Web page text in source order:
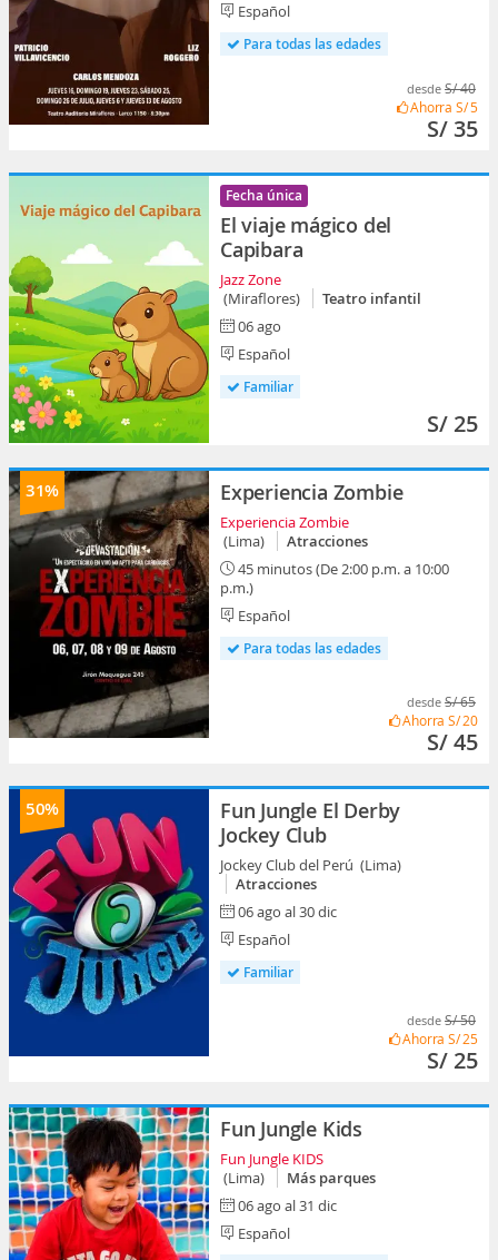
Español
Para todas las edades
desde S/ 40
Ahorra S/ 5
S/ 35
Fecha única
El viaje mágico del
Capibara
Jazz Zone
(Miraflores)
Teatro infantil
06 ago
Español
Familiar
S/ 25
31% Experiencia Zombie
Experiencia Zombie
(Lima)
Atracciones
45 minutos (De 2:00 p.m. a 10:00
p.m.)
Español
Para todas las edades
desde S/ 65
Ahorra S/ 20
S/ 45
50%
Fun Jungle El Derby
Jockey Club
Jockey Club del Perú (Lima)
Atracciones
06 ago al 30 dic
Español
Familiar
desde S/ 50
Ahorra S/ 25
S/ 25
Fun Jungle Kids
Fun Jungle KIDS
(Lima)
Más parques
06 ago al 31 dic
Español